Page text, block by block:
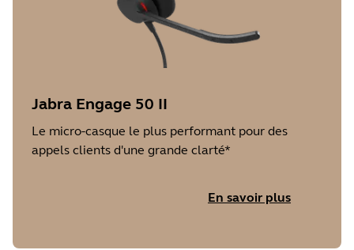
Jabra Engage 50 II
Le micro-casque le plus performant pour des
appels clients d'une grande clarté*
En savoir plus